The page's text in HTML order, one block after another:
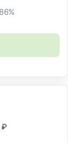
₽